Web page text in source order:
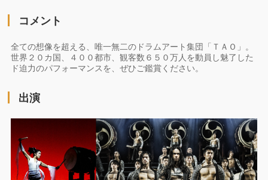
コメント
全ての想像を超える、唯一無二のドラムアート集団「ＴＡＯ」。
世界２０カ国、４００都市、観客数６５０万人を動員し魅了した
ド迫力のパフォーマンスを、ぜひご鑑賞ください。
出演